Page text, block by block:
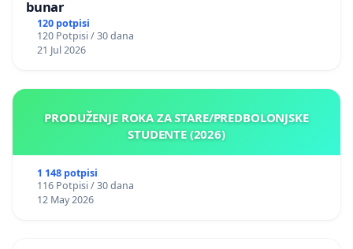
bunar
120 potpisi
120 Potpisi / 30 dana
21 Jul 2026
PRODUŽENJE ROKA ZA STARE/PREDBOLONJSKE
STUDENTE (2026)
1 148 potpisi
116 Potpisi / 30 dana
12 May 2026